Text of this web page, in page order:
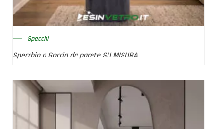
Specchi
Specchio a Goccia da parete SU MISURA